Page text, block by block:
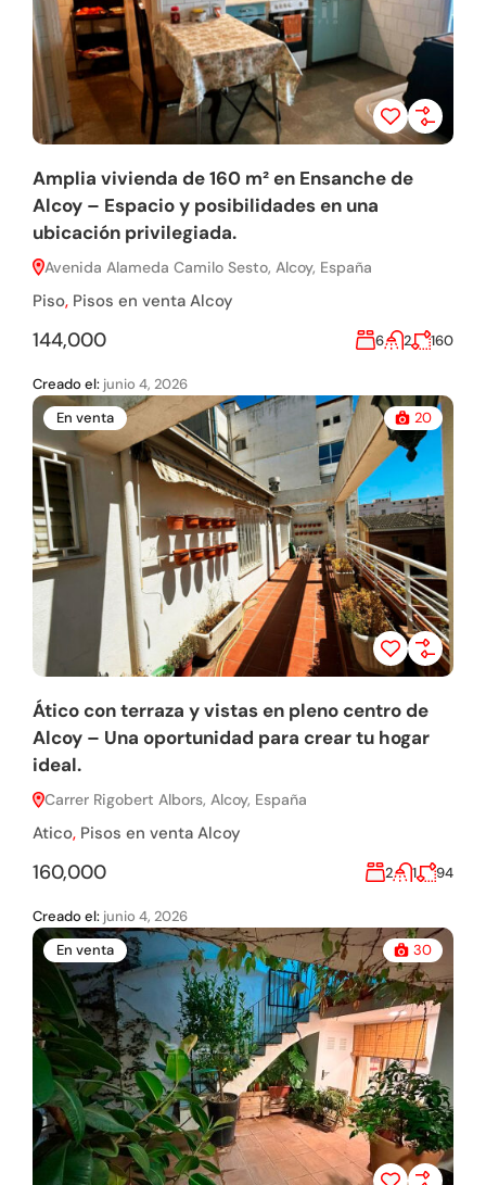
Amplia vivienda de 160 m² en Ensanche de
Alcoy – Espacio y posibilidades en una
ubicación privilegiada.
Avenida Alameda Camilo Sesto, Alcoy, España
Piso, Pisos en venta Alcoy
144,000 6 2 160
Creado el: junio 4, 2026
En venta
20
Ático con terraza y vistas en pleno centro de
Alcoy – Una oportunidad para crear tu hogar
ideal.
Carrer Rigobert Albors, Alcoy, España
Atico, Pisos en venta Alcoy
160,000 2 1 94
Creado el: junio 4, 2026
En venta
30